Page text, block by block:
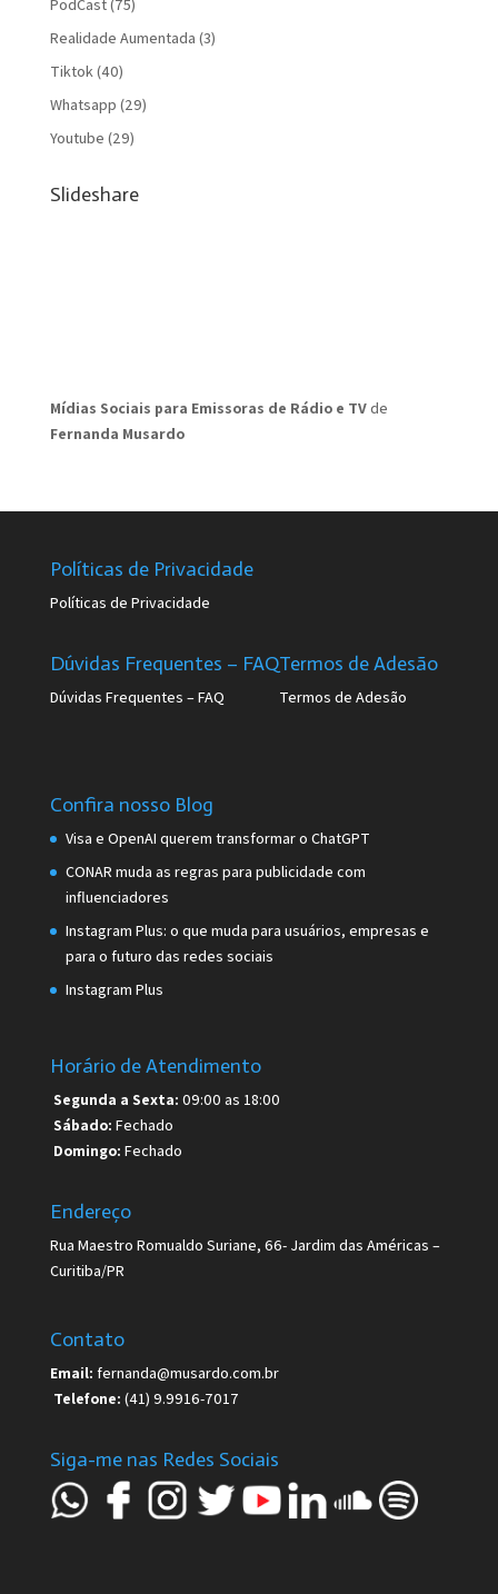
PodCast(75)
Realidade Aumentada (3)
Tiktok(40)
Whatsapp (29)
Youtube (29)
Slideshare
Mídias Sociais para Emissoras de Rádio e TVde
Fernanda Musardo
Políticas de Privacidade
Políticas de Privacidade
Dúvidas Frequentes – FAQ
Dúvidas Frequentes – FAQ
Termos de Adesão
Termos de Adesão
Confira nosso Blog
Visa e OpenAI querem transformar o ChatGPT
CONAR muda as regras para publicidade com
influenciadores
Instagram Plus: o que muda para usuários, empresas e
para o futuro das redes sociais
Instagram Plus
Horário de Atendimento
Segunda a Sexta: 09:00 as 18:00
Sábado: Fechado
Domingo: Fechado
Endereço
Rua Maestro Romualdo Suriane, 66- Jardim das Américas –
Curitiba/PR
Contato
Email: fernanda@musardo.com.br
Telefone: (41) 9.9916-7017
Siga-me nas Redes Sociais